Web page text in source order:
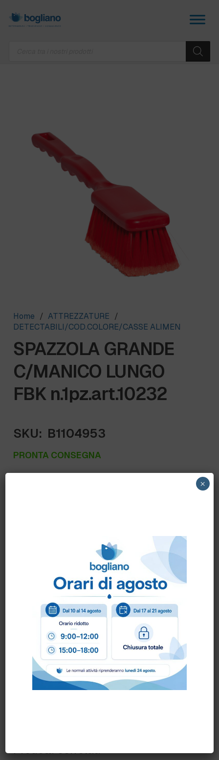
Home / ATTREZZATURE /
DETECTABILI/COD.COLORE/CASSE ALIMEN
SPAZZOLA GRANDE
C/MANICO LUNGO
FBK n.1pz.art.10232
SKU: B1104953
PRONTA CONSEGNA
Come ordinare?
Puoi ordinare chiamando al 0172 478161oppure
scrivendo una mail a
info@bogliano.it.
Per ogni informazione siamo a disposizione.
COLORE:GENERICA,
Prodotti correlati
×